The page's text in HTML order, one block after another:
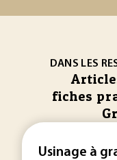
DANS LES
fiches
Usinage à